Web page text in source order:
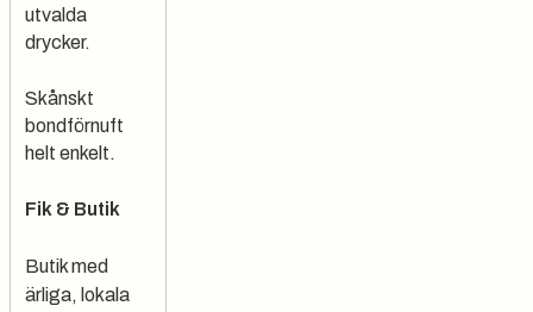
utvalda
drycker.
Skånskt
bondförnuft
helt enkelt.
Fik & Butik
Butik med
ärliga, lokala